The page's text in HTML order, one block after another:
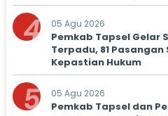
4 05 Agu 2026
Pemkab Tapsel Gelar
Terpadu, 81
Kepastian Hukum
5 05 Agu 2026
Pemkab Tapsel dan